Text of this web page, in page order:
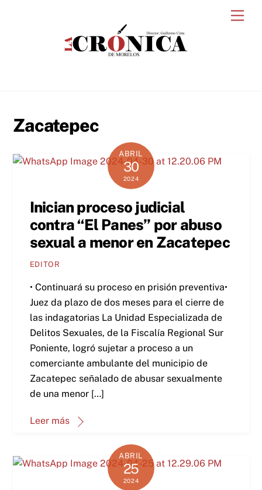
Zacatepec
ABRIL
30
2024
Inician proceso judicial
contra “El Panes” por abuso
sexual a menor en Zacatepec
EDITOR
• Continuará su proceso en prisión preventiva•
Juez da plazo de dos meses para el cierre de
las indagatorias La Unidad Especializada de
Delitos Sexuales, de la Fiscalía Regional Sur
Poniente, logró sujetar a proceso a un
comerciante ambulante del municipio de
Zacatepec señalado de abusar sexualmente
de una menor […]
Leer más
ABRIL
25
2024